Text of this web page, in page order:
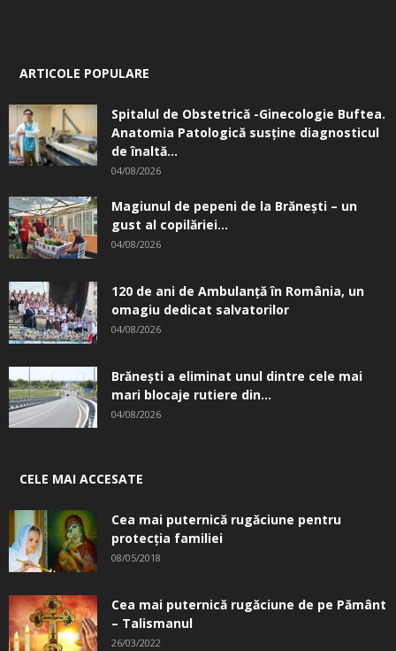
ARTICOLE POPULARE
Spitalul de Obstetrică -Ginecologie Buftea.
Anatomia Patologică susţine diagnosticul
de înaltă...
04/08/2026
Magiunul de pepeni de la Brăneşti – un
gust al copilăriei...
04/08/2026
120 de ani de Ambulanță în România, un
omagiu dedicat salvatorilor
04/08/2026
Brănești a eliminat unul dintre cele mai
mari blocaje rutiere din...
04/08/2026
CELE MAI ACCESATE
Cea mai puternică rugăciune pentru
protecția familiei
08/05/2018
Cea mai puternică rugăciune de pe Pământ
– Talismanul
26/03/2022